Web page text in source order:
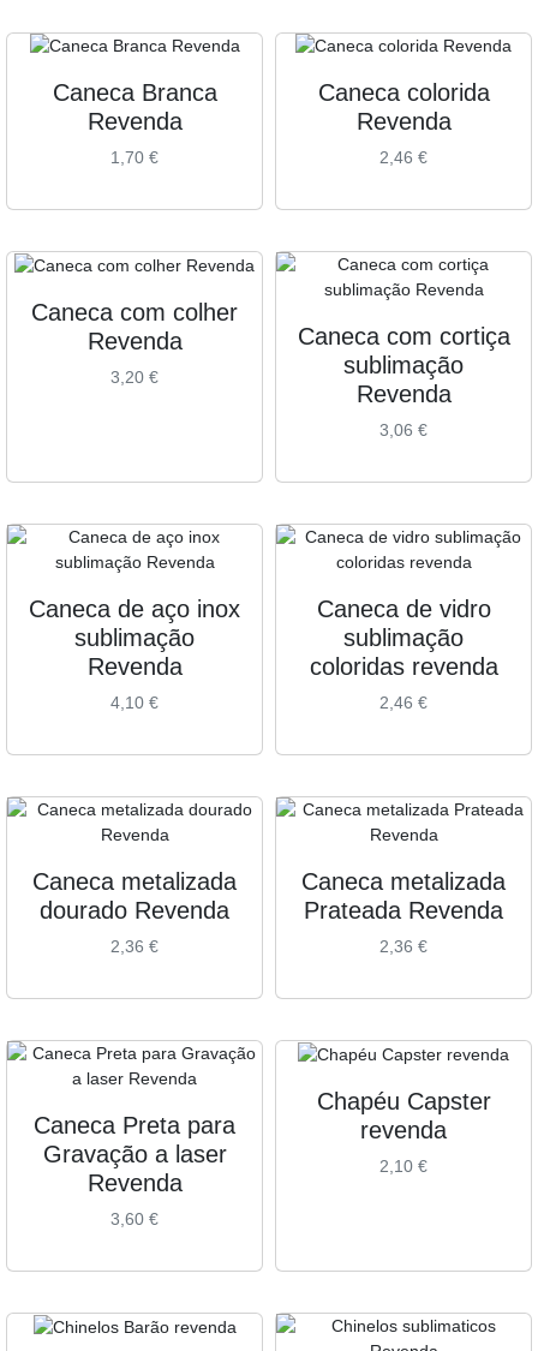
Caneca Branca
Revenda
1,70 €
Caneca colorida
Revenda
2,46 €
Caneca com colher
Revenda
3,20 €
Caneca com cortiça
sublimação
Revenda
3,06 €
Caneca de aço inox
sublimação
Revenda
4,10 €
Caneca de vidro
sublimação
coloridas revenda
2,46 €
Caneca metalizada
dourado Revenda
2,36 €
Caneca metalizada
Prateada Revenda
2,36 €
Caneca Preta para
Gravação a laser
Revenda
3,60 €
Chapéu Capster
revenda
2,10 €